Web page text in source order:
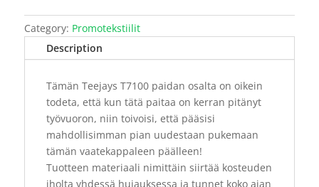
Category: Promotekstiilit
Description
Tämän Teejays T7100 paidan osalta on oikein
todeta, että kun tätä paitaa on kerran pitänyt
työvuoron, niin toivoisi, että pääsisi
mahdollisimman pian uudestaan pukemaan
tämän vaatekappaleen päälleen!
Tuotteen materiaali nimittäin siirtää kosteuden
iholta yhdessä hujauksessa ja tunnet koko ajan